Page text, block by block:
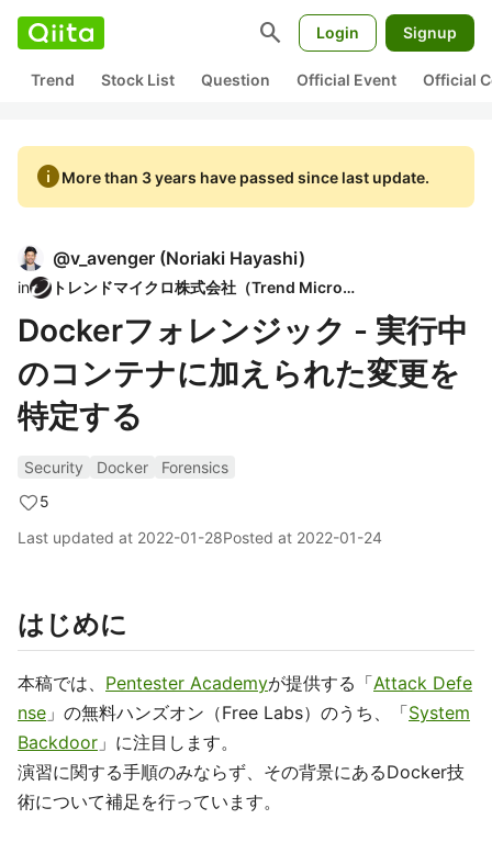
search Login Signup
Trend Stock List Question Official Event Official
infoMore than 3 years have passed since last update.
@v_avenger (Noriaki Hayashi)
in トレンドマイクロ株式会社（Trend Micro）
Dockerフォレンジック - 実行中
のコンテナに加えられた変更を
特定する
Security Docker
Forensics
5
Last updated at 2022-01-28Posted at 2022-01-24
はじめに
本稿では、 Pentester Academyが提供する「Attack Defe
nse 」の無料ハンズオン（Free Labs）のうち、「System
Backdoor 」に注目します。
演習に関する手順のみならず、その背景にあるDocker技
術について補足を行っています。